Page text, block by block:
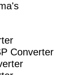
Converter